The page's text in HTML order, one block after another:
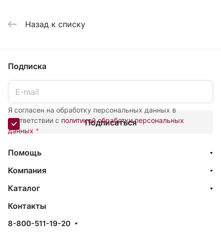
Назад к списку
Подписка
Я согласен на обработку персональных данных в
соответствии с политикой обработки персональных
данных *
Подписаться
Помощь
Компания
Каталог
Контакты
8-800-511-19-20